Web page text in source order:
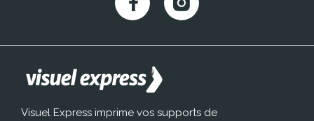
Visuel Express imprime vos supports de